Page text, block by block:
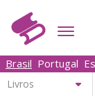
Brasil Portugal